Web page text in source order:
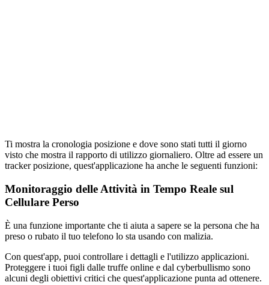
Ti mostra la cronologia posizione e dove sono stati tutti il giorno
visto che mostra il rapporto di utilizzo giornaliero. Oltre ad essere un
tracker posizione, quest'applicazione ha anche le seguenti funzioni:
Monitoraggio delle Attività in Tempo Reale sul
Cellulare Perso
È una funzione importante che ti aiuta a sapere se la persona che ha
preso o rubato il tuo telefono lo sta usando con malizia.
Con quest'app, puoi controllare i dettagli e l'utilizzo applicazioni.
Proteggere i tuoi figli dalle truffe online e dal cyberbullismo sono
alcuni degli obiettivi critici che quest'applicazione punta ad ottenere.